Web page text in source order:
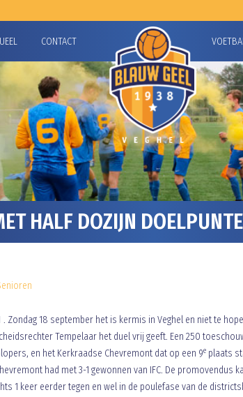
CONTACT
HALF DOZIJN
. Zondag 18 september het is kermis in Veghel en niet te
Tempelaar het duel vrij geeft. Een 250
en het Kerkraadse Chevremont dat op een 9e plaats
had met 3-1 gewonnen van IFC. De promovendus
1 keer eerder tegen en wel in de poulefase van de